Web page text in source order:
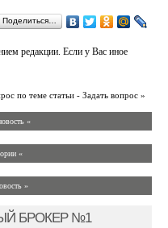
Поделиться…
редакции. Если у Вас иное
по теме статьи - Задать вопрос »
«
«
»
БРОКЕР №1